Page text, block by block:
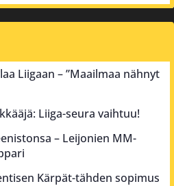
Liigaan – ”Maailmaa nähnyt
Liiga-seura vaihtuu!
– Leijonien MM-
Kärpät-tähden sopimus